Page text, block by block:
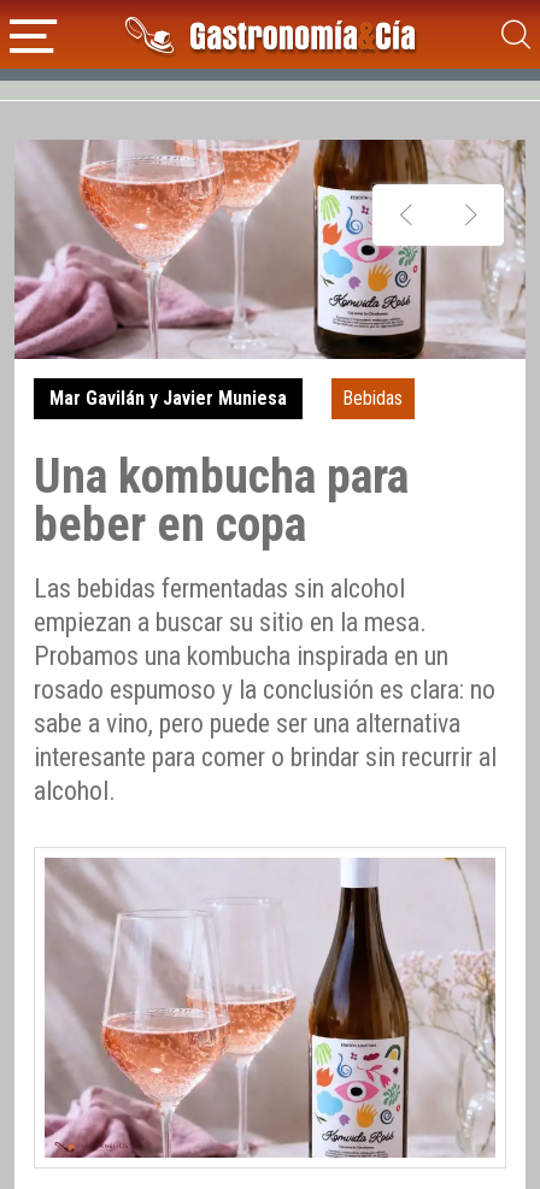
Mar Gavilán y Javier Muniesa Bebidas
Una kombucha para
beber en copa
Las bebidas fermentadas sin alcohol
empiezan a buscar su sitio en la mesa.
Probamos una kombucha inspirada en un
rosado espumoso y la conclusión es clara: no
sabe a vino, pero puede ser una alternativa
interesante para comer o brindar sin recurrir al
alcohol.